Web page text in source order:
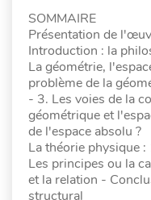
SOMMAIRE
Présentation de
Introduction : la
La géométrie,
problème de la
- 3. Les voies de la
géométrique et
de l'espace absolu ?
La théorie physique
Les principes ou la
et la relation -
structural